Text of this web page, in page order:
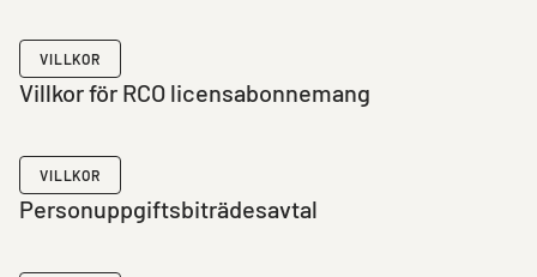
VILLKOR
Villkor för RCO licensabonnemang
VILLKOR
Personuppgiftsbiträdesavtal